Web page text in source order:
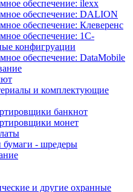
обеспечение: ilexx
обеспечение: DALION
обеспечение: Клеверенс
обеспечение: 1С-
конфигруации
обеспечение: DataMobile
и комплектующие
банкнот
монет
бумаги - шредеры
и другие охранные